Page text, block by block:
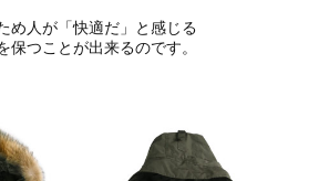
め人が「快適だ」と感じる
保つことが出来るのです。